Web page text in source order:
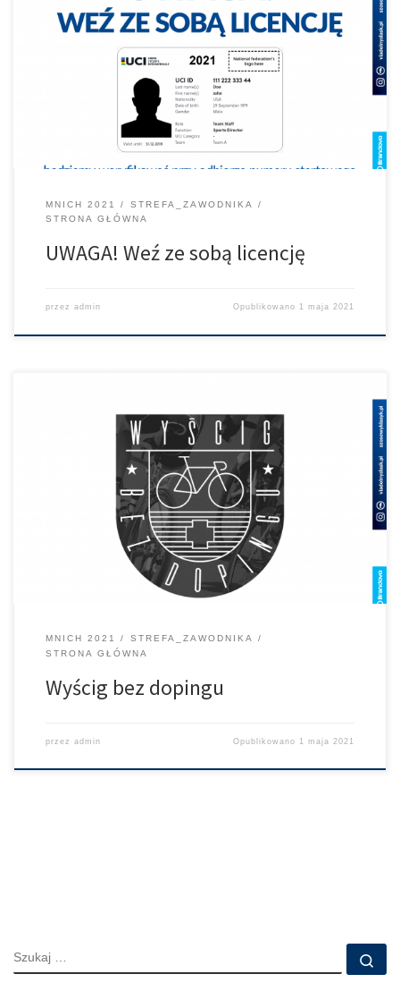
UWAGA KOLARZE !!!! To bardzo ważne. W biurze zawodów
będziemy weryfikować licencje na 2021rok. Czy to w formie
plastiku, czy elektronicznej (zdjęcie itp) Każdy z Was musi nam
okazać swoją licencję zanim otrzyma swój numer startowy. Bez
tego nie wystartujecie. Proszę przekazać kolegom i udostępniać.
MNICH 2021
STREFA_ZAWODNIKA
STRONA GŁÓWNA
UWAGA! Weź ze sobą licencję
przez admin Opublikowano 1 maja 2021
Jak co roku przyświeca nam ta sama maksyma Fair Play i czystego
współzawodnictwa! Widzimy się na MNICHU już 02.05
MNICH 2021
STREFA_ZAWODNIKA
STRONA GŁÓWNA
Wyścig bez dopingu
przez admin Opublikowano 1 maja 2021
SZUKAJ